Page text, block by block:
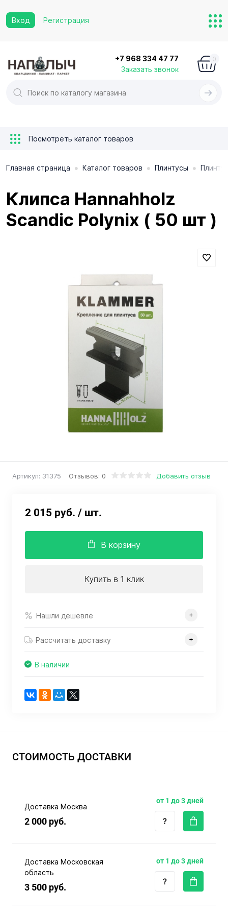
Вход Регистрация
+7 968 334 47 77
Заказать звонок
0
Посмотреть каталог товаров
Главная страница • Каталог товаров • Плинтусы •
Клипса Hannahholz
Scandic Polynix ( 50 шт )
Отзывов: 0 Добавить отзыв
Артикул: 31375
2 015 руб. / шт.
В корзину
Купить в 1 клик
Нашли дешевле
Рассчитать доставку
В наличии
СТОИМОСТЬ ДОСТАВКИ
Доставка Москва
2 000 руб.
от 1 до 3 дней
Доставка Московская
область
3 500 руб.
от 1 до 3 дней